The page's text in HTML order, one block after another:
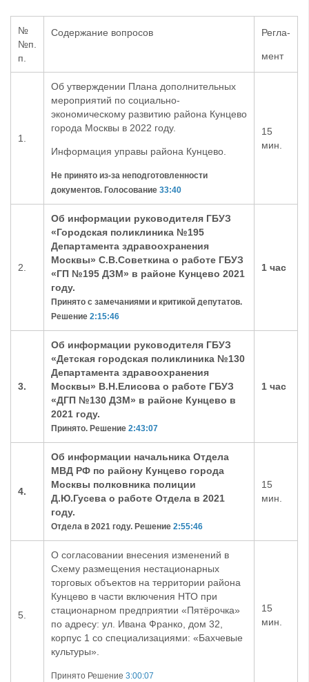
№
№п.
п.
Содержание вопросов Регла-
мент
1.
Об утверждении Плана дополнительных
мероприятий по социально-
экономическому развитию района Кунцево
города Москвы в 2022 году.
Информация управы района Кунцево.
Не принято из-за неподготовленности
документов. Голосование 33:40
15
мин.
2.
Об информации руководителя ГБУЗ
«Городская поликлиника №195
Департамента здравоохранения
Москвы» С.В.Советкина о работе ГБУЗ
«ГП №195 ДЗМ» в районе Кунцево 2021
году.
Принято с замечаниями и критикой депутатов.
Решение 2:15:46
1 час
3.
Об информации руководителя ГБУЗ
«Детская городская поликлиника №130
Департамента здравоохранения
Москвы» В.Н.Елисова о работе ГБУЗ
«ДГП №130 ДЗМ» в районе Кунцево в
2021 году.
Принято. Решение 2:43:07
1 час
4.
Об информации начальника Отдела
МВД РФ по району Кунцево города
Москвы полковника полиции
Д.Ю.Гусева о работе Отдела в 2021
году.
Отдела в 2021 году. Решение 2:55:46
15
мин.
5.
О согласовании внесения изменений в
Схему размещения нестационарных
торговых объектов на территории района
Кунцево в части включения НТО при
стационарном предприятии «Пятёрочка»
по адресу: ул. Ивана Франко, дом 32,
корпус 1 со специализациями: «Бахчевые
культуры».
Принято Решение 3:00:07
15
мин.